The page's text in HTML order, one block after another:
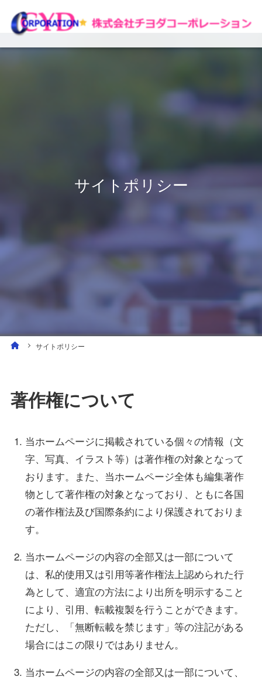
サイトポリシー
サイトポリシー
著作権について
当ホームページに掲載されている個々の情報（文
字、写真、イラスト等）は著作権の対象となって
おります。また、当ホームページ全体も編集著作
物として著作権の対象となっており、ともに各国
の著作権法及び国際条約により保護されておりま
す。
当ホームページの内容の全部又は一部について
は、私的使用又は引用等著作権法上認められた行
為として、適宜の方法により出所を明示すること
により、引用、転載複製を行うことができます。
ただし、「無断転載を禁じます」等の注記がある
場合にはこの限りではありません。
当ホームページの内容の全部又は一部について、